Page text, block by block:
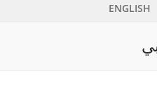
ENGLISH